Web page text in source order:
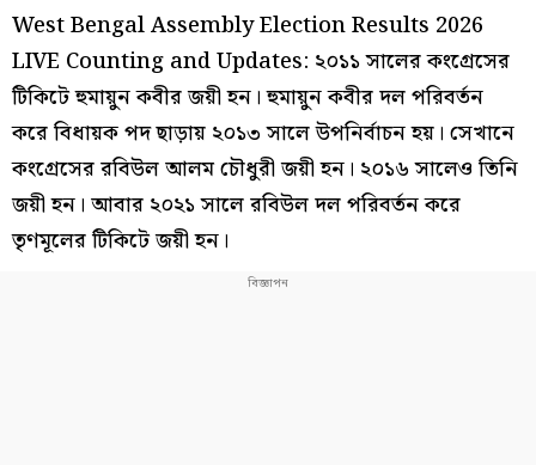
West Bengal Assembly Election Results 2026
LIVE Counting and Updates: ২০১১ সালের কংগ্রেসের
টিকিটে হুমায়ুন কবীর জয়ী হন। হুমায়ুন কবীর দল পরিবর্তন
করে বিধায়ক পদ ছাড়ায় ২০১৩ সালে উপনির্বাচন হয়। সেখানে
কংগ্রেসের রবিউল আলম চৌধুরী জয়ী হন। ২০১৬ সালেও তিনি
জয়ী হন। আবার ২০২১ সালে রবিউল দল পরিবর্তন করে
তৃণমূলের টিকিটে জয়ী হন।